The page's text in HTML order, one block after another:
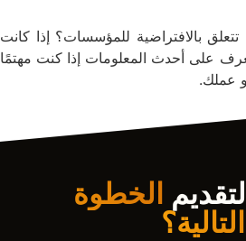
بالافتراضية للمؤسسات؟ إذا كانت
على أحدث المعلومات إذا كنت مهتمًا
عملك.
الخطوة
التالية؟